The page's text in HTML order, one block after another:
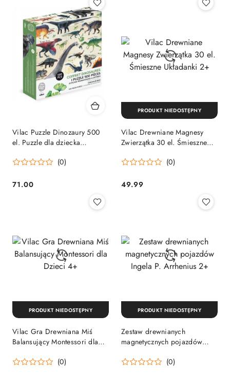
Vilac Puzzle Dinozaury 500
el. Puzzle dla dziecka
(0)
Cena:
71.00
Vilac Drewniane Magnesy
Zwierzątka 30 el. Śmieszne
(0)
Cena:
49.99
PRODUKT NIEDOSTĘPNY
Vilac Gra Drewniana Miś
Balansujący Montessori dla
(0)
PRODUKT NIEDOSTĘPNY
Zestaw drewnianych
magnetycznych pojazdów
(0)
PRODUKT NIEDOSTĘPNY